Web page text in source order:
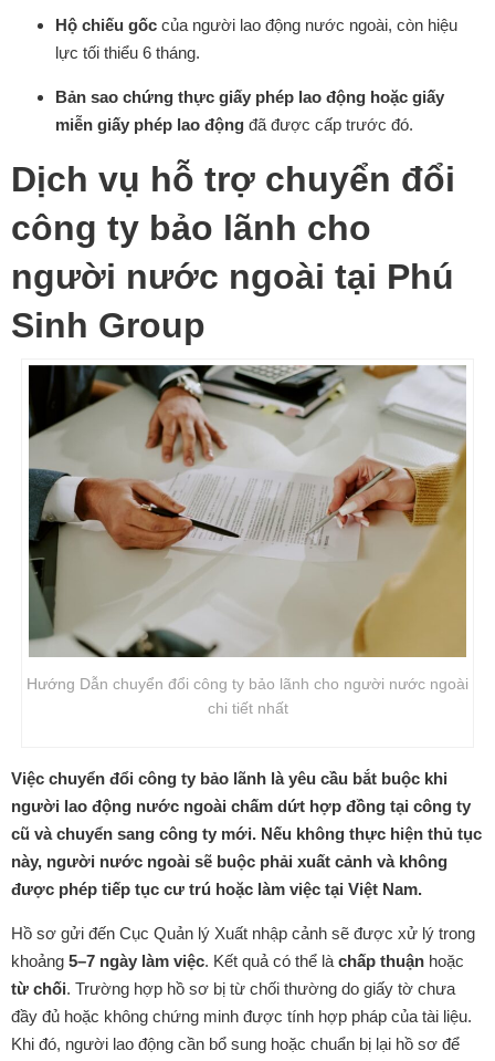
Hộ chiếu gốc của người lao động nước ngoài, còn hiệu
lực tối thiểu 6 tháng.
Bản sao chứng thực giấy phép lao động hoặc giấy
miễn giấy phép lao động đã được cấp trước đó.
Dịch vụ hỗ trợ chuyển đổi
công ty bảo lãnh cho
người nước ngoài tại Phú
Sinh Group
Hướng Dẫn chuyển đổi công ty bảo lãnh cho người nước ngoài
chi tiết nhất
Việc chuyển đổi công ty bảo lãnh là yêu cầu bắt buộc khi
người lao động nước ngoài chấm dứt hợp đồng tại công ty
cũ và chuyển sang công ty mới. Nếu không thực hiện thủ tục
này, người nước ngoài sẽ buộc phải xuất cảnh và không
được phép tiếp tục cư trú hoặc làm việc tại Việt Nam.
Hồ sơ gửi đến Cục Quản lý Xuất nhập cảnh sẽ được xử lý trong
khoảng 5–7 ngày làm việc. Kết quả có thể là chấp thuận hoặc
từ chối. Trường hợp hồ sơ bị từ chối thường do giấy tờ chưa
đầy đủ hoặc không chứng minh được tính hợp pháp của tài liệu.
Khi đó, người lao động cần bổ sung hoặc chuẩn bị lại hồ sơ để